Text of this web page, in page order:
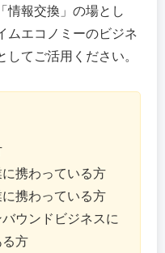
情報交換」の場とし
ムエコノミーのビジネ
てご活用ください。
携わっている方
携わっている方
ウンドビジネスに
方